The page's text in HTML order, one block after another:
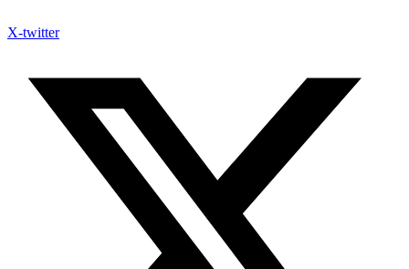
X-twitter